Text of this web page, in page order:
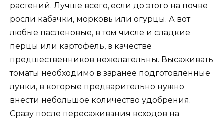
растений. Лучше всего, если до этого на почве
росли кабачки, морковь или огурцы. А вот
любые пасленовые, в том числе и сладкие
перцы или картофель, в качестве
предшественников нежелательны. Высаживать
томаты необходимо в заранее подготовленные
лунки, в которые предварительно нужно
внести небольшое количество удобрения.
Сразу после пересаживания всходов на